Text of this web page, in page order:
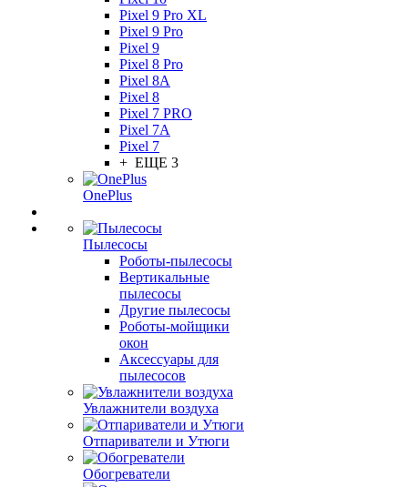
Pixel 9 Pro XL
Pixel 9 Pro
Pixel 9
Pixel 8 Pro
Pixel 8A
Pixel 8
Pixel 7 PRO
Pixel 7A
Pixel 7
+ ЕЩЕ 3
OnePlus
Пылесосы
Роботы-пылесосы
Вертикальные
пылесосы
Другие пылесосы
Роботы-мойщики
окон
Аксессуары для
пылесосов
Увлажнители воздуха
Отпариватели и Утюги
Обогреватели